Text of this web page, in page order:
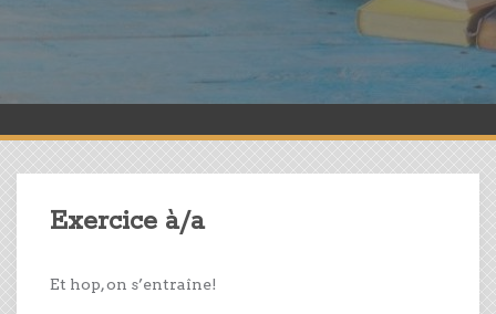
Exercice à/a
Et hop, on s’entraîne!